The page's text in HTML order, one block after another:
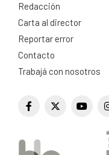
Redacción
Carta al director
Reportar error
Contacto
Trabajá con nosotros